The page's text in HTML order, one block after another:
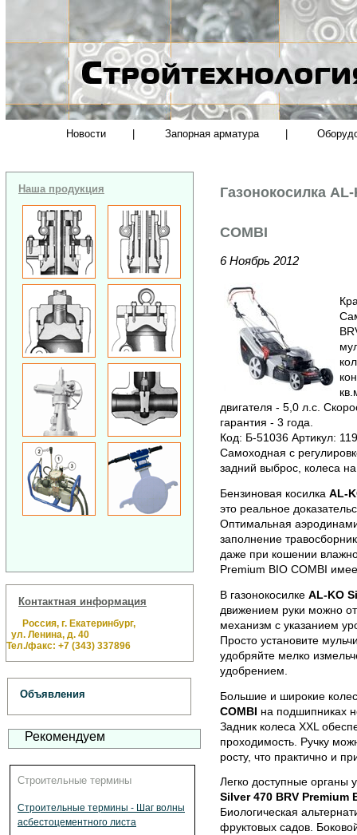
Новости Запорная арматура
Наша продукция
Контактная информация
Россия, г. Екатеринбург,
ул. Ленина, д. 40
Тел./факс: +7 (343) 337896
Объявления
Рекомендуем
Строительные термины
Строительные термины - Шаг волны
асбестоцементного листа
Газонокосилка
COMBI
6 Ноябрь 2012
двигателя - 5,0 л.с.
гарантия - 3 года.
Код: Б-51036 Артикул:
Самоходная с
задний выброс, колеса
Бензиновая косилка AL-
это реальное
Оптимальная
заполнение
даже при кошении
Premium BIO COMBI
В газонокосилкеAL-KO
движением руки можно
механизм с указанием
Просто установите
удобряйте мелко
удобрением.
Большие и широкие
COMBI на подшипниках
Задник колеса XXL
проходимость. Ручку
росту, что практично и
Легко доступные органы
Silver 470 BRV Premium
Биологическая
фруктовых садов.